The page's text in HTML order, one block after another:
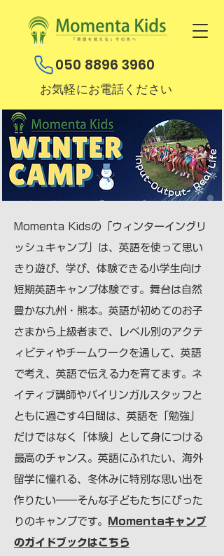
050 8896 3960
お気軽にお電話ください
Momenta Kidsの「ウィンターイングリ
ッシュキャンプ」は、英語を使って思い
きり遊び、学び、体験できる小学生向け
短期英語キャンプ体験です。舞台は自然
豊かな九州・熊本。英語が初めてのお子
さまから上級者まで、レベル別のアクテ
ィビティやチームワークを通して、英語
で考え、英語で伝える力を育てます。ネ
イティブ講師やバイリンガルスタッフと
ともに過ごす4日間は、英語を「勉強」
だけではなく「体験」として身につける
最高のチャンス。英語にふれたい、海外
留学に憧れる、冬休みに特別な思い出を
作りたい――そんな子どもたちにぴった
りのキャンプです。
Momentaキャンプ
のガイドブックはこちら